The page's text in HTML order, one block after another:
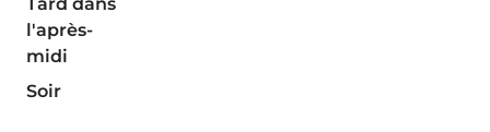
l'après-
midi
Soir